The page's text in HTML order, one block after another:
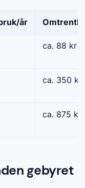
år
ca. 88 kr
ca. 350 kr
ca. 875 kr
gebyret